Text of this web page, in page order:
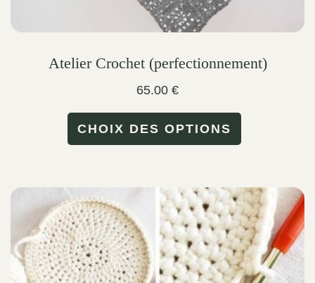
Atelier Crochet (perfectionnement)
65.00 €
CHOIX DES OPTIONS
multiple
variants.
The
options